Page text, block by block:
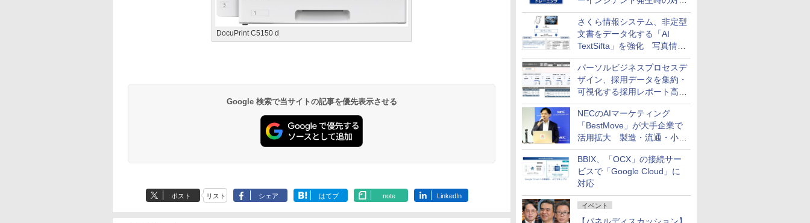
と危機管理広報を一体的に訓
練するプログラムを提供
さくら情報システム、非定型
文書をデータ化する「AI
TextSifta」を強化 写真情報
のデータ化などに対応
パーソルビジネスプロセスデ
ザイン、採用データを集約・
可視化する採用レポート高速
化サービスを提供
NECのAIマーケティング
「BestMove」が大手企業で
活用拡大 製造・流通・小売
企業・広告代理店などが実装
フェーズへ
BBIX、「OCX」の接続サー
ビスで「Google Cloud」に
対応
イベント
DocuPrint C5150 d
Google 検索で当サイトの記事を優先表示させる
ポスト リスト シェア はてブ note LinkedIn